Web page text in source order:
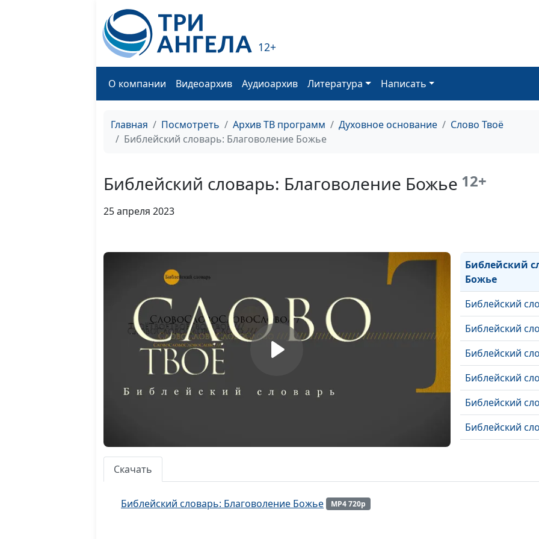
12+
О компании Видеоархив Аудиоархив Литература Написать
Главная Посмотреть Архив ТВ программ Духовное основание
Слово Твоё
Библейский словарь: Благоволение Божье
Библейский словарь: Благоволение Божье 12+
25 апреля 2023
Библейский
Библейский
Библейский
Библейский
Библейский
Библейский
Божье
Библейский
Библейский
Библейский
Библейский
Библейский
Библейский
Скачать
Библейский словарь: Благоволение Божье MP4 720p